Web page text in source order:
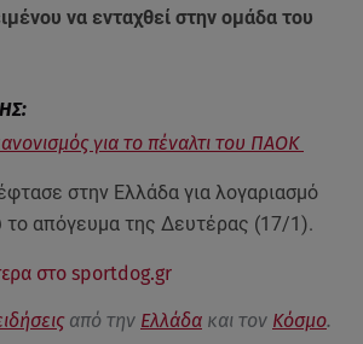
να ενταχθεί στην ομάδα του
για το πέναλτι του ΠΑΟΚ
στην Ελλάδα για λογαριασμό
το απόγευμα της Δευτέρας (17/1).
στο sportdog.gr
από την Ελλάδα και τον Κόσμο.